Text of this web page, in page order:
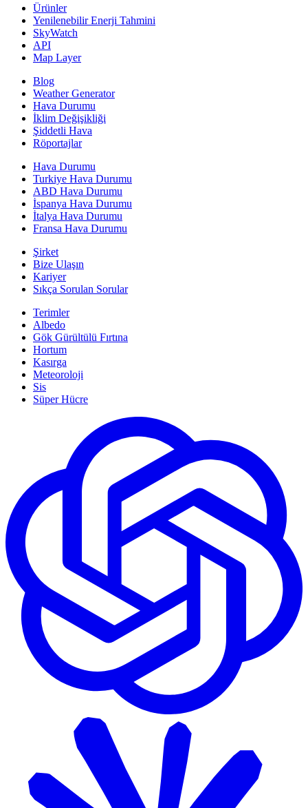
Ürünler
Yenilenebilir Enerji Tahmini
SkyWatch
API
Map Layer
Blog
Weather Generator
Hava Durumu
İklim Değişikliği
Şiddetli Hava
Röportajlar
Hava Durumu
Turkiye Hava Durumu
ABD Hava Durumu
İspanya Hava Durumu
İtalya Hava Durumu
Fransa Hava Durumu
Şirket
Bize Ulaşın
Kariyer
Sıkça Sorulan Sorular
Terimler
Albedo
Gök Gürültülü Fırtına
Hortum
Kasırga
Meteoroloji
Sis
Süper Hücre